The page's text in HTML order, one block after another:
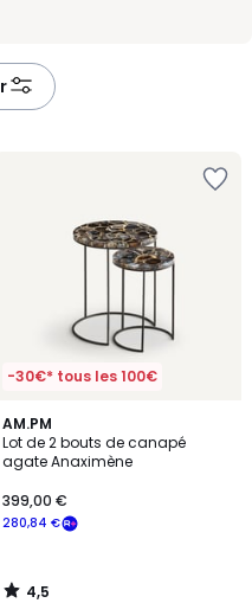
-30€* tous les 100€
AM.PM
Lot de 2 bouts de canapé
agate Anaximène
280,84 €
399,00 €
4,5
/ 5
4,5
/